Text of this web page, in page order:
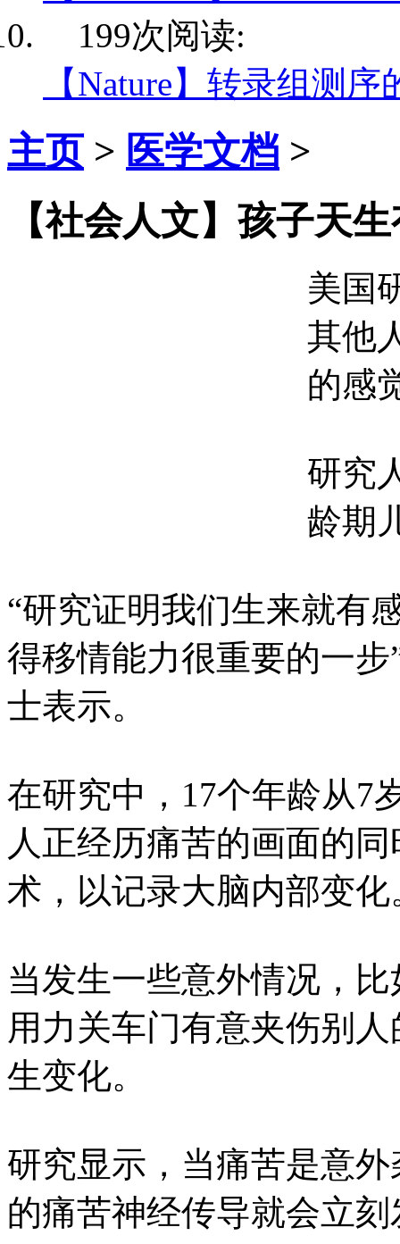
199次阅读:
【Nature】转录组测序
主页> 医学文档 >
【社会人文】孩子天
美国
其他
的感
研究
龄期
“研究证明我们生来就有
得移情能力很重要的一步
士表示。
在研究中，17个年龄从7
人正经历痛苦的画面的
术，以记录大脑内部变化
当发生一些意外情况，
用力关车门有意夹伤别
生变化。
研究显示，当痛苦是意
的痛苦神经传导就会立